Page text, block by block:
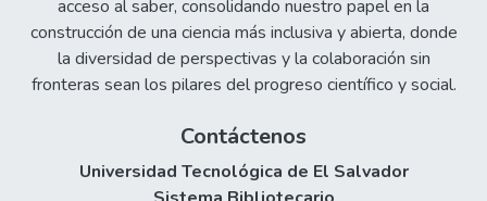
acceso al saber, consolidando nuestro papel en la
construcción de una ciencia más inclusiva y abierta, donde
la diversidad de perspectivas y la colaboración sin
fronteras sean los pilares del progreso científico y social.
Contáctenos
Universidad Tecnológica de El Salvador